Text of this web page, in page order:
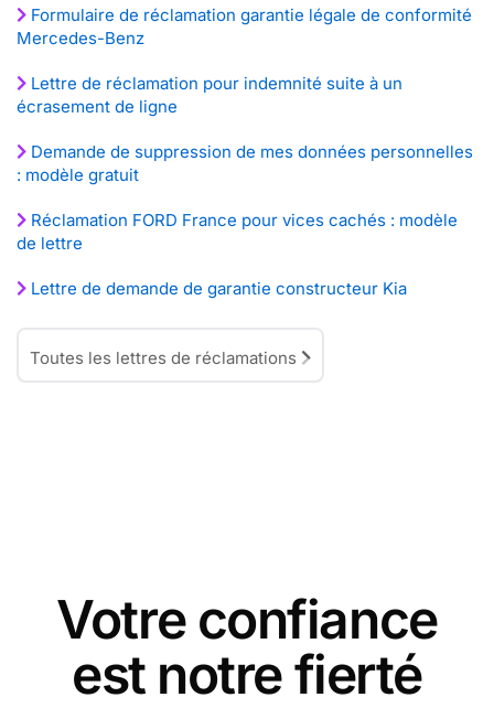
Formulaire de réclamation garantie légale de conformité
Mercedes-Benz
Lettre de réclamation pour indemnité suite à un
écrasement de ligne
Demande de suppression de mes données personnelles
: modèle gratuit
Réclamation FORD France pour vices cachés : modèle
de lettre
Lettre de demande de garantie constructeur Kia
Toutes les lettres de réclamations
Votre confiance
est notre fierté